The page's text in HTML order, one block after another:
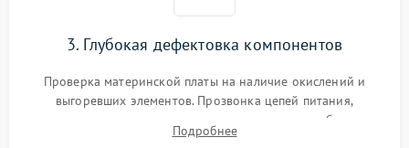
3. Глубокая дефектовка компонентов
Проверка материнской платы на наличие окислений и
выгоревших элементов. Прозвонка цепей питания,
тестирование приводных моторов колес и турбины
всасывания. Оценка состояния оптических и инфракрасных
Подробнее